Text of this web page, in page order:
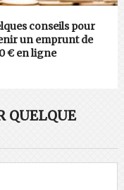
conseils pour
un emprunt de
€ en ligne
QUELQUE